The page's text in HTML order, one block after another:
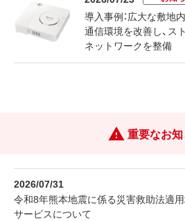
導入事例：広大な敷地
通信環境を改善し、ス
ネットワークを整備
重要なお
2026/07/31
令和8年熊本地震に係る災害救助法適
サービスについて